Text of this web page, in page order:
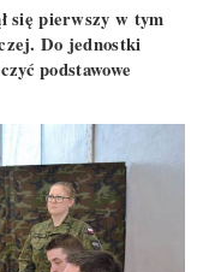
się pierwszy w tym
Do jednostki
podstawowe